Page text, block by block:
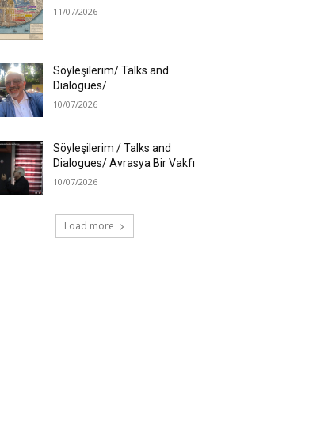
11/07/2026
Söyleşilerim/ Talks and
Dialogues/
10/07/2026
Söyleşilerim / Talks and
Dialogues/ Avrasya Bir Vakfı
10/07/2026
Load more